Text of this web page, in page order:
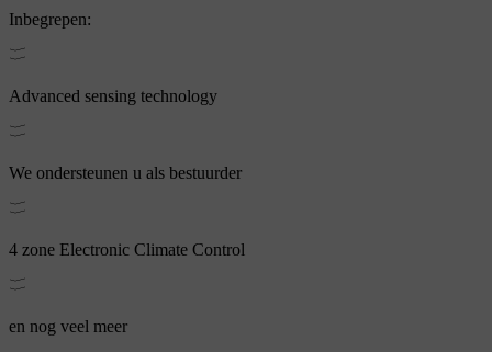
Inbegrepen:
Advanced sensing technology
We ondersteunen u als bestuurder
4 zone Electronic Climate Control
en nog veel meer